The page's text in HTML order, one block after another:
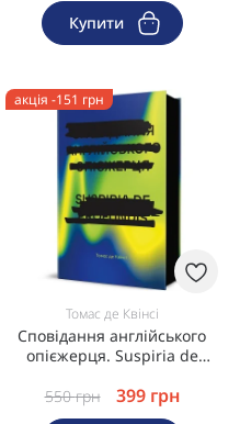
Купити
акція -151 грн
Томас де Квінсі
Сповідання англійського
опієжерця. Suspiria de
550грн 399 грн